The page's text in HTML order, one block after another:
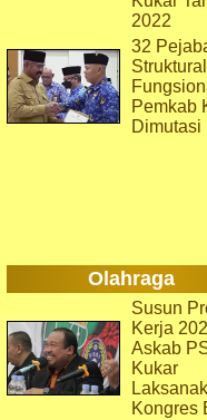
2022
32
Pemkab
Dimutasi
Olahraga
Susun
Kerja
Askab
Kukar
Kongres